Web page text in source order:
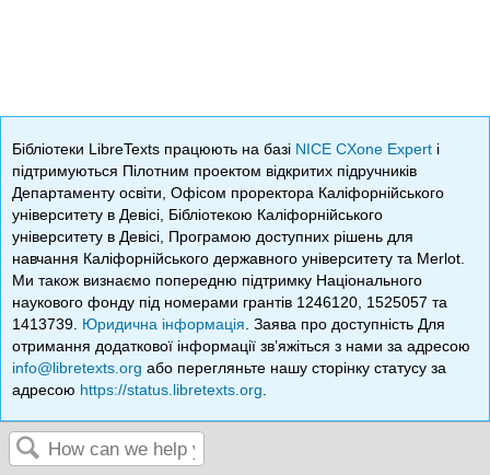
Бібліотеки LibreTexts працюють на базі NICE CXone Expert і
підтримуються Пілотним проектом відкритих підручників
Департаменту освіти, Офісом проректора Каліфорнійського
університету в Девісі, Бібліотекою Каліфорнійського
університету в Девісі, Програмою доступних рішень для
навчання Каліфорнійського державного університету та Merlot.
Ми також визнаємо попередню підтримку Національного
наукового фонду під номерами грантів 1246120, 1525057 та
1413739. Юридична інформація . Заява про доступність Для
отримання додаткової інформації зв’яжіться з нами за адресою
info@libretexts.org або перегляньте нашу сторінку статусу за
адресою https://status.libretexts.org